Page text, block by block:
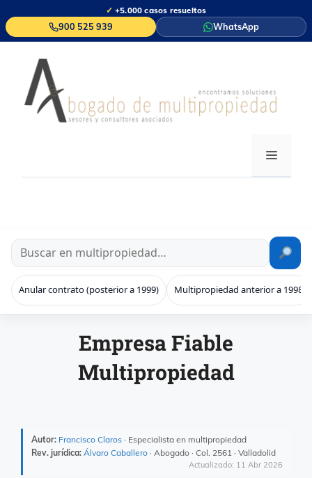
al
contenido
✓ +5.000 casos resueltos
900 525 939 WhatsApp
MENÚ
Anular contrato (posterior a 1999) Multipropiedad anterior a 1998
Empresa Fiable
Multipropiedad
Autor: Francisco Claros · Especialista en multipropiedad
Rev. jurídica: Álvaro Caballero · Abogado · Col. 2561 · Valladolid
Actualizado: 11 Abr 2026